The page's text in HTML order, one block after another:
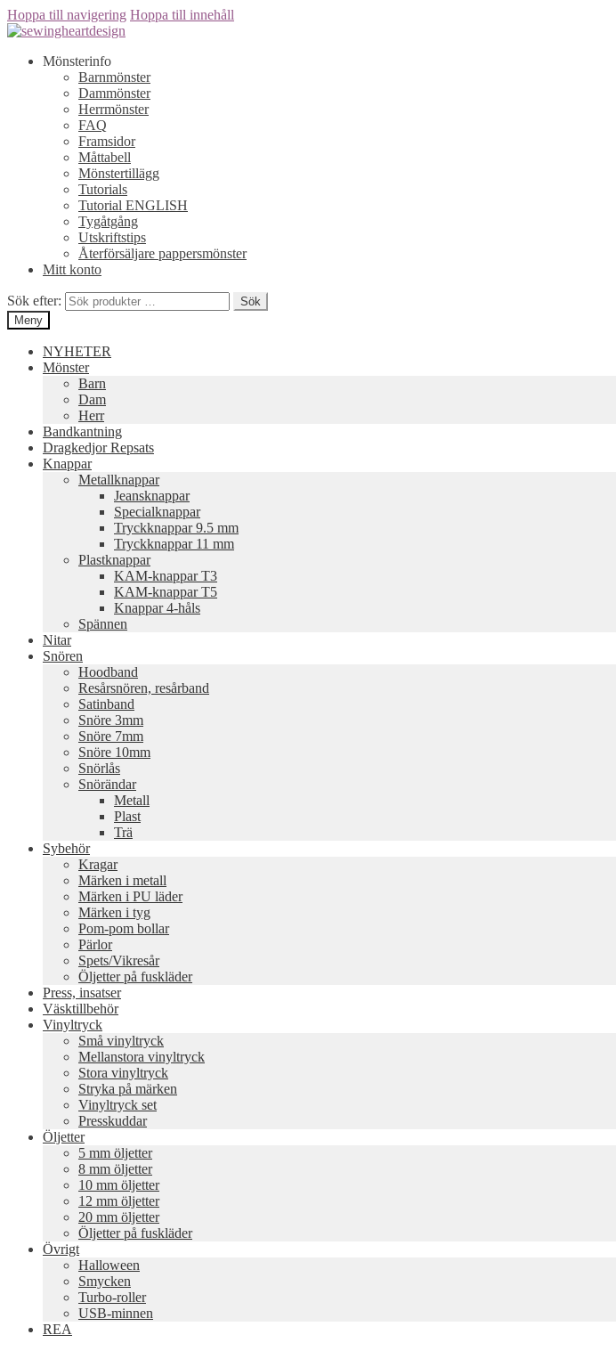
Hoppa till navigering Hoppa till innehåll
Mönsterinfo
Barnmönster
Dammönster
Herrmönster
FAQ
Framsidor
Måttabell
Mönstertillägg
Tutorials
Tutorial ENGLISH
Tygåtgång
Utskriftstips
Återförsäljare pappersmönster
Mitt konto
Sök efter:
Sök
Meny
NYHETER
Mönster
Barn
Dam
Herr
Bandkantning
Dragkedjor Repsats
Knappar
Metallknappar
Jeansknappar
Specialknappar
Tryckknappar 9.5 mm
Tryckknappar 11 mm
Plastknappar
KAM-knappar T3
KAM-knappar T5
Knappar 4-håls
Spännen
Nitar
Snören
Hoodband
Resårsnören, resårband
Satinband
Snöre 3mm
Snöre 7mm
Snöre 10mm
Snörlås
Snörändar
Metall
Plast
Trä
Sybehör
Kragar
Märken i metall
Märken i PU läder
Märken i tyg
Pom-pom bollar
Pärlor
Spets/Vikresår
Öljetter på fuskläder
Press, insatser
Väsktillbehör
Vinyltryck
Små vinyltryck
Mellanstora vinyltryck
Stora vinyltryck
Stryka på märken
Vinyltryck set
Presskuddar
Öljetter
5 mm öljetter
8 mm öljetter
10 mm öljetter
12 mm öljetter
20 mm öljetter
Öljetter på fuskläder
Övrigt
Halloween
Smycken
Turbo-roller
USB-minnen
REA